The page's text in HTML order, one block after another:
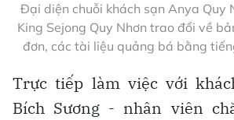
Đại diện chuỗi khách sạn Anya Quy
King Sejong Quy Nhơn trao đổi về
đơn, các tài liệu quảng bá bằng
Trực tiếp làm việc với
Bích Sương - nhân viên